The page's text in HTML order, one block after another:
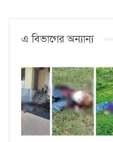
এ বিভাগের অন্যান্য